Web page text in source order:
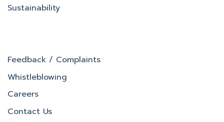
Sustainability
Feedback / Complaints
Whistleblowing
Careers
Contact Us